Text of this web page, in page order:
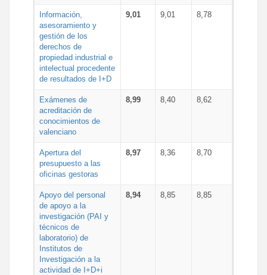
Información,
asesoramiento y
gestión de los
derechos de
propiedad industrial e
intelectual procedente
de resultados de I+D
9,01 9,01 8,78
Exámenes de
acreditación de
conocimientos de
valenciano
8,99 8,40 8,62
Apertura del
presupuesto a las
oficinas gestoras
8,97 8,36 8,70
Apoyo del personal
de apoyo a la
investigación (PAI y
técnicos de
laboratorio) de
Institutos de
Investigación a la
actividad de I+D+i
8,94 8,85 8,85